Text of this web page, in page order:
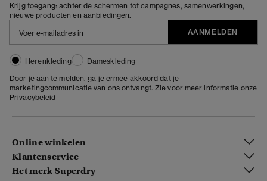
Krijg toegang: achter de schermen tot campagnes, samenwerkingen,
nieuwe producten en aanbiedingen.
AANMELDEN
Herenkleding
Dameskleding
Door je aan te melden, ga je ermee akkoord dat je
marketingcommunicatie van ons ontvangt. Zie voor meer informatie onze
Privacybeleid
Online winkelen
Klantenservice
Het merk Superdry